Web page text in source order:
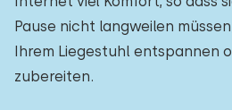
Pause nicht langweilen
Ihrem Liegestuhl entspannen
zubereiten.